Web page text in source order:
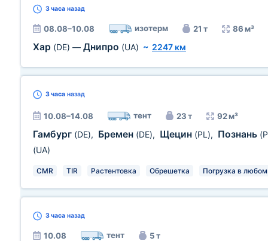
3 часа назад
08.08–10.08 изотерм 21 т 86 м³
Хар (DE) — Днипро (UA) ~ 2247 км
3 часа назад
10.08–14.08 тент 23 т 92 м³
Гамбург (DE), Бремен (DE), Щецин (PL), Познань
(UA)
CMR TIR Растентовка Обрешетка Погрузка в
3 часа назад
10.08 тент 5 т